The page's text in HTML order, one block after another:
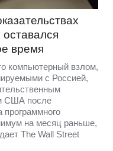
оставался
время
компьютерный взлом,
с Россией,
США после
на месяц раньше,
The Wall Street